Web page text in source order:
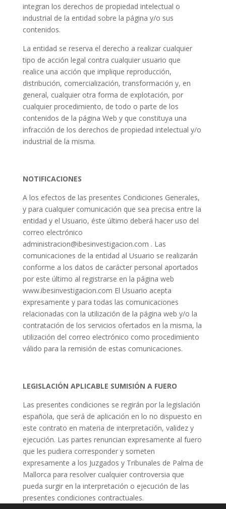
integran los derechos de propiedad intelectual o
industrial de la entidad sobre la página y/o sus
contenidos.
La entidad se reserva el derecho a realizar cualquier
tipo de acción legal contra cualquier usuario que
realice una acción que implique reproducción,
distribución, comercialización, transformación y, en
general, cualquier otra forma de explotación, por
cualquier procedimiento, de todo o parte de los
contenidos de la página Web y que constituya una
infracción de los derechos de propiedad intelectual y/o
industrial de la misma.
NOTIFICACIONES
A los efectos de las presentes Condiciones Generales,
y para cualquier comunicación que sea precisa entre la
entidad y el Usuario, éste último deberá hacer uso del
correo electrónico
administracion@ibesinvestigacion.com . Las
comunicaciones de la entidad al Usuario se realizarán
conforme a los datos de carácter personal aportados
por este último al registrarse en la página web
www.ibesinvestigacion.com El Usuario acepta
expresamente y para todas las comunicaciones
relacionadas con la utilización de la página web y/o la
contratación de los servicios ofertados en la misma, la
utilización del correo electrónico como procedimiento
válido para la remisión de estas comunicaciones.
LEGISLACIÓN APLICABLE SUMISIÓN A FUERO
Las presentes condiciones se regirán por la legislación
española, que será de aplicación en lo no dispuesto en
este contrato en materia de interpretación, validez y
ejecución. Las partes renuncian expresamente al fuero
que les pudiera corresponder y someten
expresamente a los Juzgados y Tribunales de Palma de
Mallorca para resolver cualquier controversia que
pueda surgir en la interpretación o ejecución de las
presentes condiciones contractuales.